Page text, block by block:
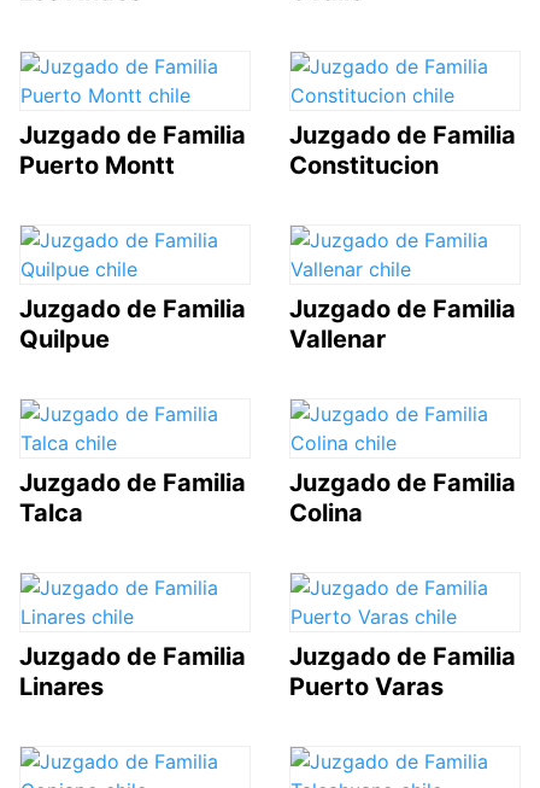
Juzgado de Familia
Puerto Montt
Juzgado de Familia
Constitucion
Juzgado de Familia
Quilpue
Juzgado de Familia
Vallenar
Juzgado de Familia
Talca
Juzgado de Familia
Colina
Juzgado de Familia
Linares
Juzgado de Familia
Puerto Varas